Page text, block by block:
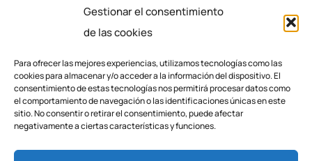
Gestionar el consentimiento
de las cookies
Para ofrecer las mejores experiencias, utilizamos tecnologías como las
cookies para almacenar y/o acceder a la información del dispositivo. El
consentimiento de estas tecnologías nos permitirá procesar datos como
el comportamiento de navegación o las identificaciones únicas en este
sitio. No consentir o retirar el consentimiento, puede afectar
negativamente a ciertas características y funciones.
Nuestro Horario de Verano Julio y Agosto:
De lunes a viernes: de 9:30 a 14h y de 17.30h a
Sábados: de 9:30 a 13h